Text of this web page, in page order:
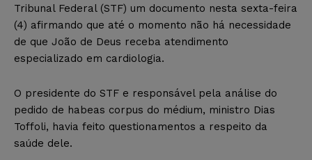
Tribunal Federal (STF) um documento nesta sexta-feira
(4) afirmando que até o momento não há necessidade
de que João de Deus receba atendimento
especializado em cardiologia.
O presidente do STF e responsável pela análise do
pedido de habeas corpus do médium, ministro Dias
Toffoli, havia feito questionamentos a respeito da
saúde dele.